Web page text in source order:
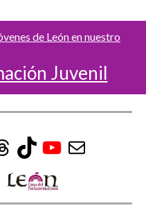
de León en nuestro
Juvenil